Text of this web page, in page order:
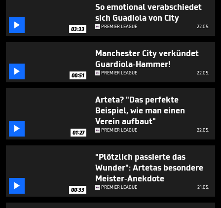
 03:33
So emotional verabschiedet
sich Guadiola von City
PREMIER LEAGUE 22.05.
 00:51
Manchester City verkündet
Guardiola-Hammer!
PREMIER LEAGUE 22.05.
 01:27
Arteta? "Das perfekte
Beispiel, wie man einen
Verein aufbaut"
PREMIER LEAGUE 22.05.
 00:33
"Plötzlich passierte das
Wunder": Artetas besondere
Meister-Anekdote
PREMIER LEAGUE 21.05.